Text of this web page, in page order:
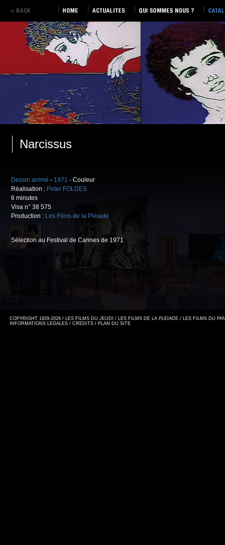
Narcissus
Dessin animé - 1971 - Couleur
Réalisation : Peter FOLDES
6 minutes
Visa n° 38 575
Production : Les Films de la Pléiade
Sélection au Festival de Cannes de 1971
COPYRIGHT 1929-2026 / LES FILMS DU JEUDI / LES FILMS DE LA PLEIADE / LES FILMS DU
INFORMATIONS LEGALES / CREDITS / PLAN DU SITE